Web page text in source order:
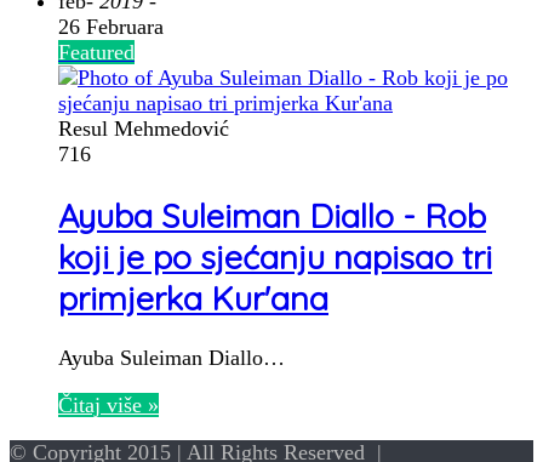
26 Februara
Featured
Resul Mehmedović
716
Ayuba Suleiman Diallo - Rob
koji je po sjećanju napisao tri
primjerka Kur'ana
Ayuba Suleiman Diallo…
Čitaj više »
© Copyright 2015 | All Rights Reserved |